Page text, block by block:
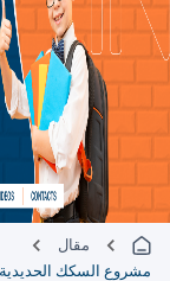
مقال
مشروع السكك الحديدية